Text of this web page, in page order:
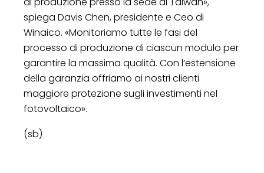
spiega Davis Chen, presidente e Ceo di
Winaico. «Monitoriamo tutte le fasi del
processo di produzione di ciascun modulo per
garantire la massima qualità. Con l’estensione
della garanzia offriamo ai nostri clienti
maggiore protezione sugli investimenti nel
fotovoltaico».
(sb)